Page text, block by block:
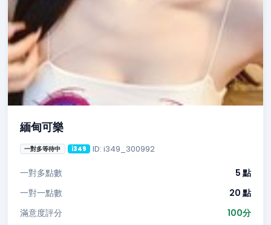
緬甸可樂
一對多等待中 i349 ID: i349_300992
一對多點數
5 點
一對一點數
20 點
滿意度評分
100分